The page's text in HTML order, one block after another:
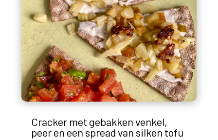
Cracker met gebakken venkel,
peer en een spread van silken tofu